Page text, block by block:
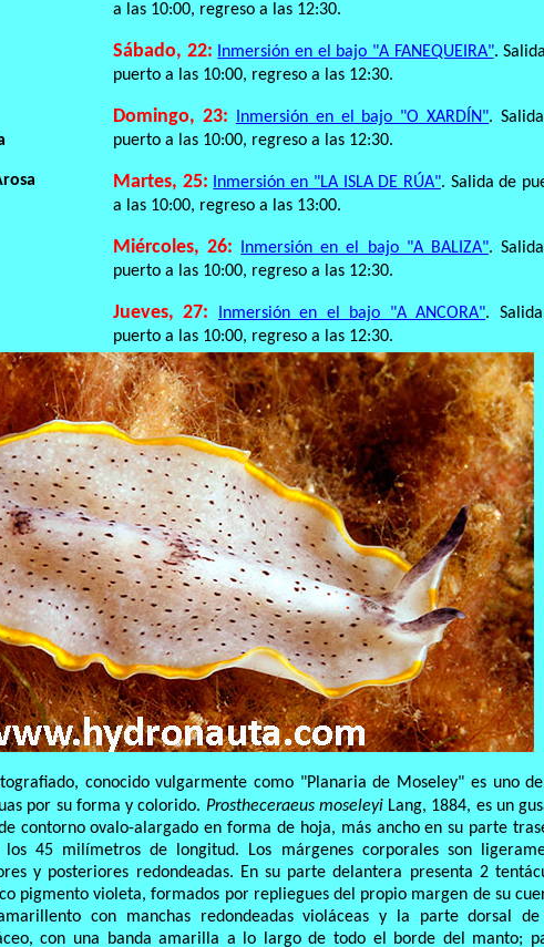
a las 10:00, regreso a las 12:30.
Sábado, 22: Inmersión en el bajo "A FANEQUEIRA".
puerto a las 10:00, regreso a las 12:30.
Domingo, 23: Inmersión en el bajo "O XARDÍN".
puerto a las 10:00, regreso a las 12:30.
Martes, 25: Inmersión en "LA ISLA DE RÚA". Salida de
a las 10:00, regreso a las 13:00.
Miércoles, 26: Inmersión en el bajo "A BALIZA".
puerto a las 10:00, regreso a las 12:30.
Jueves, 27: Inmersión en el bajo "A ANCORA".
puerto a las 10:00, regreso a las 12:30.
conocido vulgarmente como "Planaria de Moseley" es uno
por su forma y colorido. Prostheceraeus moseleyi Lang, 1884, es un
contorno ovalo-alargado en forma de hoja, más ancho en su parte
45 milímetros de longitud. Los márgenes corporales son
y posteriores redondeadas. En su parte delantera presenta 2
pigmento violeta, formados por repliegues del propio margen de su
con manchas redondeadas violáceas y la parte dorsal
con una banda amarilla a lo largo de todo el borde del manto;